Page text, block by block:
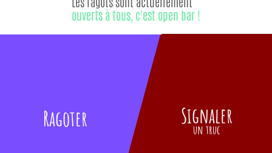
Ragoter
ouverts à tous, c'est open bar !
Signaler
un truc